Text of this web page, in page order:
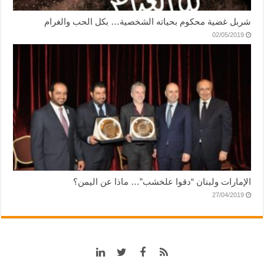
شربل غضية محكوم بحياته الشخصية… بكل الحب والغرام
02/05/2019
الإمارات ولبنان “دقوا علخشب”… ماذا عن اليمن؟
27/04/2019